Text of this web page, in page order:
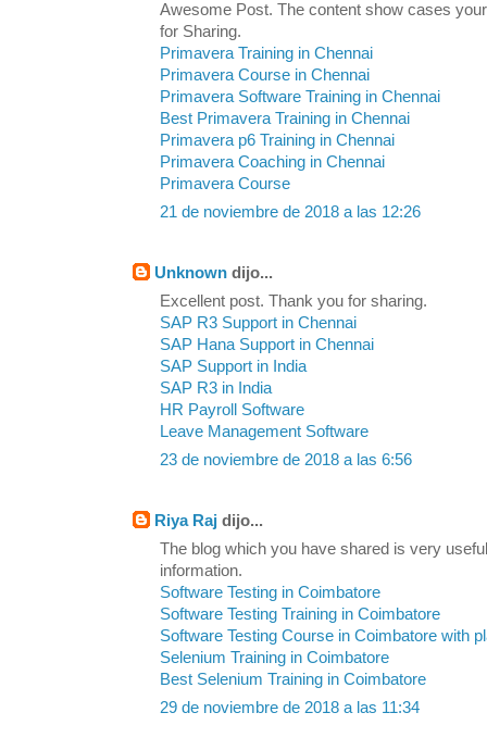
Awesome Post. The content show cases
for Sharing.
Primavera Training in Chennai
Primavera Course in Chennai
Primavera Software Training in Chennai
Best Primavera Training in Chennai
Primavera p6 Training in Chennai
Primavera Coaching in Chennai
Primavera Course
21 de noviembre de 2018 a las 12:26
Unknown dijo...
Excellent post. Thank you for sharing.
SAP R3 Support in Chennai
SAP Hana Support in Chennai
SAP Support in India
SAP R3 in India
HR Payroll Software
Leave Management Software
23 de noviembre de 2018 a las 6:56
Riya Raj dijo...
The blog which you have shared is very
information.
Software Testing in Coimbatore
Software Testing Training in Coimbatore
Software Testing Course in Coimbatore with
Selenium Training in Coimbatore
Best Selenium Training in Coimbatore
29 de noviembre de 2018 a las 11:34